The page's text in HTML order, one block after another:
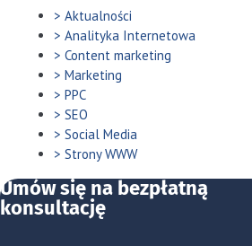
Aktualności
Analityka Internetowa
Content marketing
Marketing
PPC
SEO
Social Media
Strony WWW
Umów się na bezpłatną
konsultację